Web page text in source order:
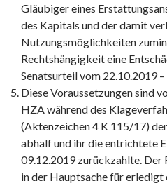
Gläubiger eines
des Kapitals und der damit
Nutzungsmöglichkeiten
Rechtshängigkeit eine
Senatsurteil vom 22.10.2019 –
Diese Voraussetzungen sind
HZA während des
(Aktenzeichen 4 K 115/17)
abhalf und ihr die entrichtete
09.12.2019 zurückzahlte.
in der Hauptsache für